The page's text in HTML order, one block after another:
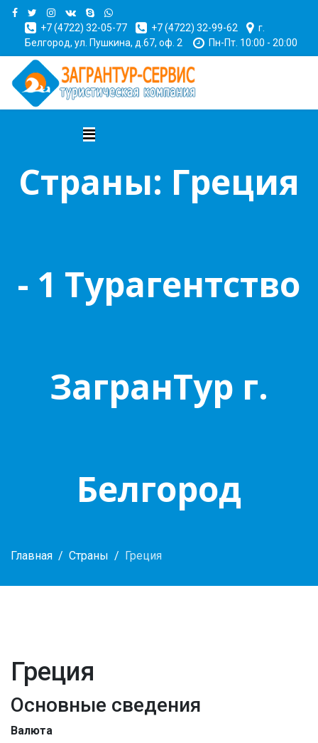
+7 (4722) 32-05-77 +7 (4722) 32-99-62
г.
Белгород, ул. Пушкина, д.67, оф. 2
Пн-Пт. 10:00 - 20:00
Страны: Греция
- 1 Турагентство
ЗагранТур г.
Белгород
Главная Страны Греция
Греция
Основные сведения
Валюта